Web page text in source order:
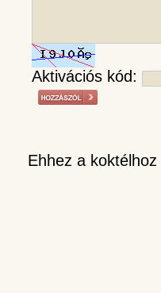
Aktivációs kód:
Ehhez a